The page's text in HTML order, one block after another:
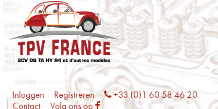
Inloggen Registreren Phone
+33 (0)1 60 58 46 20
Contact
Volg ons op Facebook